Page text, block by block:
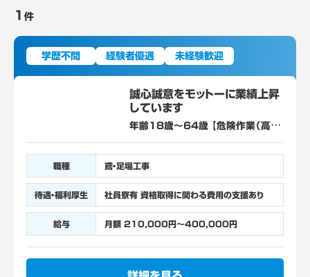
1 件
学歴不問 経験者優遇 未経験歓迎
誠心誠意をモットーに業績上昇
しています
年齢18歳～64歳 【危険作業（高
職種 鳶・足場工事
待遇・福利厚生 社員寮有 資格取得に関わる費用の支援あり
給与 月額 210,000円～400,000円